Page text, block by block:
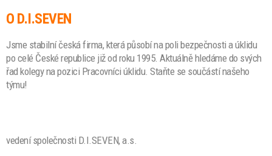
O D.I.SEVEN
Jsme stabilní česká firma, která působí na poli bezpečnosti a úklidu
po celé České republice již od roku 1995. Aktuálně hledáme do svých
řad kolegy na pozici Pracovníci úklidu. Staňte se součástí našeho
týmu!
vedení společnosti D.I.SEVEN, a.s.